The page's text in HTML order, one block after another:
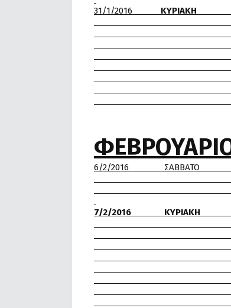
31/1/2016 ΚΥΡΙΑΚΗ
11:00 Κ.Γ.Σ-
12:00 Α.Σ.
13:00
16:00 Κ.Γ.Σ-
17:00
18:00
19:00
20:00 Α.Π.Σ ΟΙ
6/2/2016 ΣΑΒΒΑΤΟ
19:00
20:00 Α.Σ.
7/2/2016 ΚΥΡΙΑΚΗ
11:00
12:00 Α.Ο.Π.
13:00 Α.Ο.Π. Κ
16:00 Α.Π.Σ
17:00
18:00
19:00 Α.Π.Σ
20:00